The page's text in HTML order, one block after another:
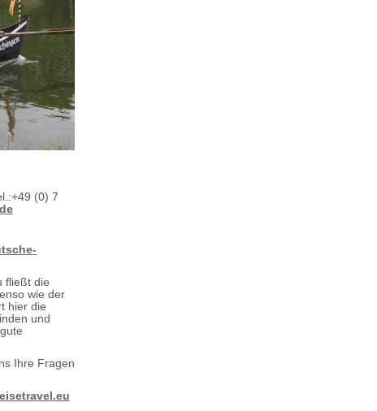
(0) 7
fließt die
wie der
hier die
und
Ihre Fragen